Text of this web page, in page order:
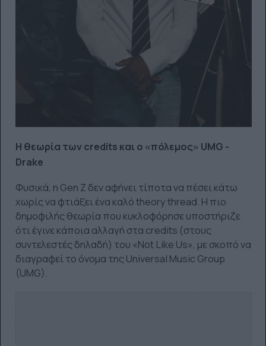
Η θεωρία των credits και ο «πόλεμος» UMG -
Drake
Φυσικά, η Gen Z δεν αφήνει τίποτα να πέσει κάτω
χωρίς να φτιάξει ένα καλό theory thread. Η πιο
δημοφιλής θεωρία που κυκλοφόρησε υποστήριζε
ότι έγινε κάποια αλλαγή στα credits (στους
συντελεστές δηλαδή) του «Not Like Us», με σκοπό να
διαγραφεί το όνομα της Universal Music Group
(UMG).